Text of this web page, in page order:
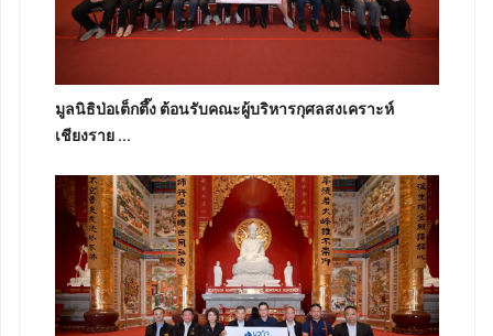
มูลนิธิป่อเต็กตึ๊ง ต้อนรับคณะผู้บริหารกุศลสงเคราะห์
เชียงราย ...